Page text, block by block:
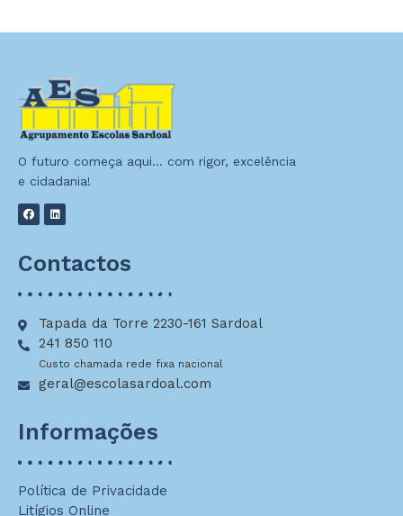
O futuro começa aqui… com rigor, excelência
e cidadania!
Contactos
Tapada da Torre 2230-161 Sardoal
241 850 110
Custo chamada rede fixa nacional
geral@escolasardoal.com
Informações
Política de Privacidade
Litígios Online